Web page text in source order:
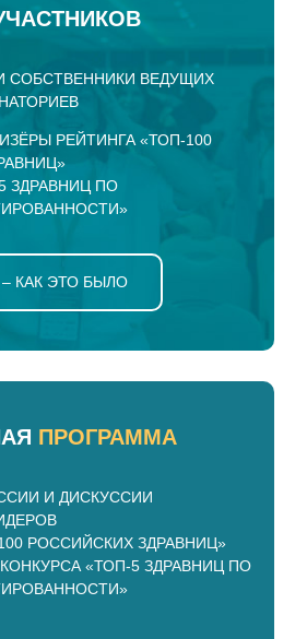
СОБСТВЕННИКИ ВЕДУЩИХ
РЕЙТИНГА «ТОП-100
ЗДРАВНИЦ ПО
КАК ЭТО БЫЛО
ПРОГРАММА
И ДИСКУССИИ
РОССИЙСКИХ ЗДРАВНИЦ»
«ТОП-5 ЗДРАВНИЦ ПО